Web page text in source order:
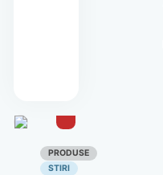
PRODUSE
STIRI